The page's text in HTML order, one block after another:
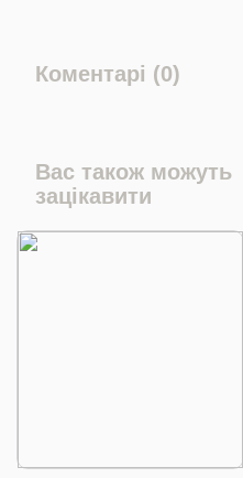
Коментарі (0)
Вас також можуть
зацікавити